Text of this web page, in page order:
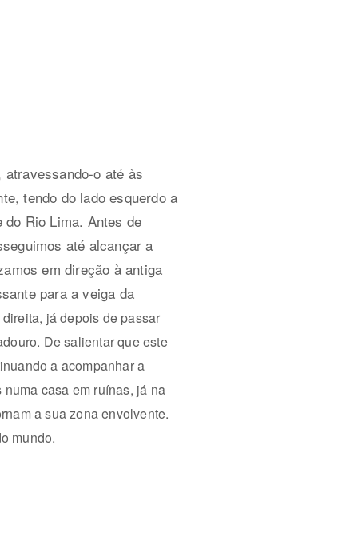
o até às
tendo do lado esquerdo a
Rio Lima. Antes de
até alcançar a
em direção à antiga
para a veiga da
já depois de passar
De salientar que este
a acompanhar a
casa em ruínas, já na
a sua zona envolvente.
mundo.